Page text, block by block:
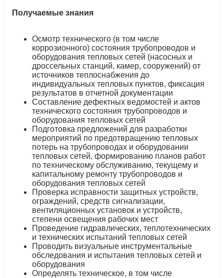
Получаемые знания
Осмотр технического (в том числе
коррозионного) состояния трубопроводов и
оборудования тепловых сетей (насосных и
дроссельных станций, камер, сооружений) от
источников теплоснабжения до
индивидуальных тепловых пунктов, фиксация
результатов в отчетной документации
Составление дефектных ведомостей и актов
технического состояния трубопроводов и
оборудования тепловых сетей
Подготовка предложений для разработки
мероприятий по предотвращению тепловых
потерь на трубопроводах и оборудовании
тепловых сетей, формированию планов работ
по техническому обслуживанию, текущему и
капитальному ремонту трубопроводов и
оборудования тепловых сетей
Проверка исправности защитных устройств,
ограждений, средств сигнализации,
вентиляционных установок и устройств,
степени освещения рабочих мест
Проведение гидравлических, теплотехнических
и технических испытаний тепловых сетей
Проводить визуальные инструментальные
обследования и испытания тепловых сетей и
оборудования
Определять техническое, в том числе